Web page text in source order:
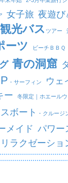
女子旅 夜遊び
観光バス ツアー
ーツ ビーチ ＢＢＱ
青の洞窟
・サーフィン
ウェ
ー 冬限定｜ ホエール
ボート ・クルージ
メイド パワー
リラクゼーショ